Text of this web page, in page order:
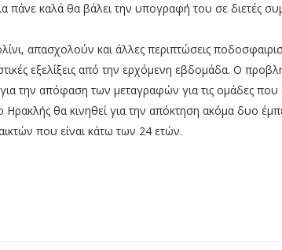
πάνε καλά θα βάλει την υπογραφή του σε διετές
απασχολούν και άλλες περιπτώσεις
εξελίξεις από την ερχόμενη εβδομάδα. Ο
την απόφαση των μεταγραφών για τις ομάδες
Ηρακλής θα κινηθεί για την απόκτηση ακόμα δυο
που είναι κάτω των 24 ετών.